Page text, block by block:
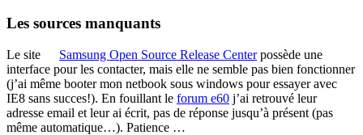
Les sources manquants
Le site Samsung Open Source Release Centerpossède une
interface pour les contacter, mais elle ne semble pas bien fonctionner
(j’ai même booter mon netbook sous windows pour essayer avec
IE8 sans succes!). En fouillant le forum e60 j’ai retrouvé leur
adresse email et leur ai écrit, pas de réponse jusqu’à présent (pas
même automatique…). Patience …